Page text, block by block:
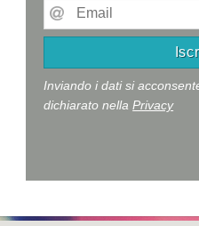
Inviando i dati si
dichiarato nellaPrivacy